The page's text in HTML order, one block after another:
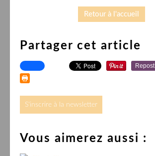
Retour à l'accueil
Partager cet article
Repost
S'inscrire à la newsletter
Vous aimerez aussi :